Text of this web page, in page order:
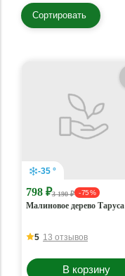
Сортировать
-35 °
798 ₽3 190 ₽ - 75 %
Малиновое дерево Таруса
5 13 отзывов
В корзину